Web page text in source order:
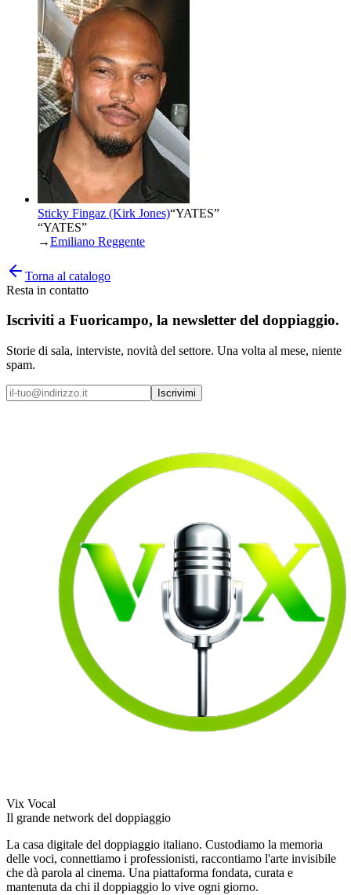
Sticky Fingaz (Kirk Jones)“YATES”
“YATES”
→Emiliano Reggente
Torna al catalogo
Resta in contatto
Iscriviti a Fuoricampo, la newsletter del doppiaggio.
Storie di sala, interviste, novità del settore. Una volta al mese, niente
spam.
Iscrivimi
Vix Vocal
Il grande network del doppiaggio
La casa digitale del doppiaggio italiano. Custodiamo la memoria
delle voci, connettiamo i professionisti, raccontiamo l'arte invisibile
che dà parola al cinema. Una piattaforma fondata, curata e
mantenuta da chi il doppiaggio lo vive ogni giorno.